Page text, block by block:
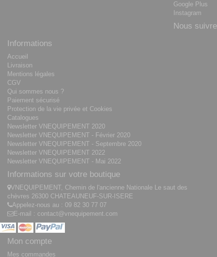
Google Plus
Instagram
Nous suivre
Informations
Accueil
Livraison
Mentions légales
CGV
Qui sommes nous ?
Paiement sécurisé
Protection de la vie privée et Cookies
Catalogues
Newsletter VNEQUIPEMENT 2020
Newsletter VNEQUIPEMENT - Février 2020
Newsletter VNEQUIPEMENT - Septembre 2020
Newsletter VNEQUIPEMENT 2022
Newsletter VNEQUIPEMENT - Mai 2022
Informations sur votre boutique
VNEQUIPEMENT, Chemin de l'ancienne Nationale Le saut des
chèvres 26300 CHATEAUNEUF-SUR-ISERE
Appelez-nous au : 09 82 30 77 07
E-mail : contact@vnequipement.com
Mon compte
Mes commandes